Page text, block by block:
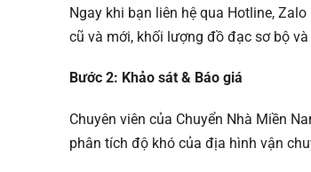
Ngay khi bạn liên hệ qua Hotline,
cũ và mới, khối lượng đồ đạc sơ bộ
Bước 2: Khảo sát & Báo giá
Chuyên viên của Chuyển Nhà Miền
phân tích độ khó của địa hình vận